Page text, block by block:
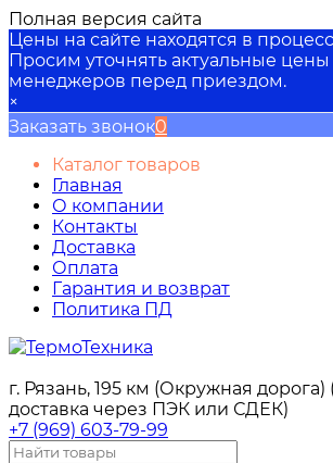
Полная версия сайта
Цены на сайте находятся в
Просим уточнять актуальные
менеджеров перед приездом.
×
Заказать звонок0
Каталог товаров
Главная
О компании
Контакты
Доставка
Оплата
Гарантия и возврат
Политика ПД
г. Рязань, 195 км (Окружная
доставка через ПЭК или СДЕК)
+7 (969) 603-79-99